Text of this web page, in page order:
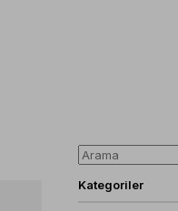
Kategoriler